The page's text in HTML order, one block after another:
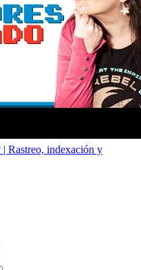
Rastreo, indexación y